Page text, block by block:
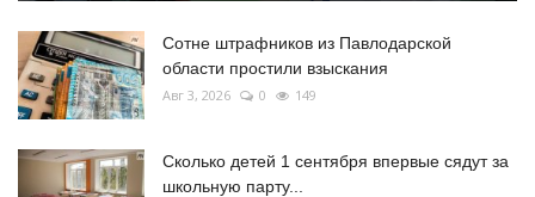
Сотне штрафников из Павлодарской
области простили взыскания
Авг 3, 2026 0 149
Сколько детей 1 сентября впервые сядут за
школьную парту...